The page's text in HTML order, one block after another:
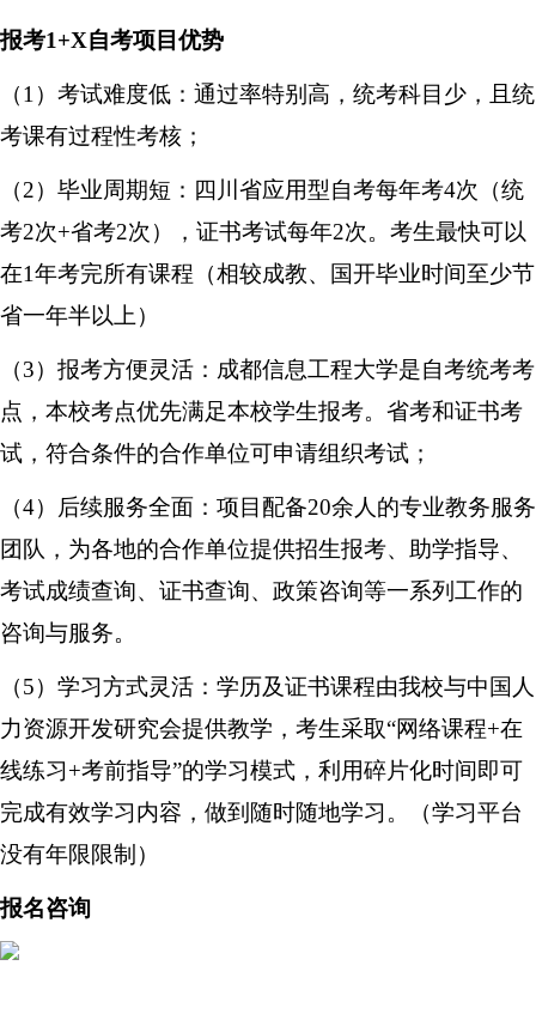
报考1+X自考项目优势
（1）考试难度低：通过率特别高，统考科目少，且统
考课有过程性考核；
（2）毕业周期短：四川省应用型自考每年考4次（统
考2次+省考2次），证书考试每年2次。考生最快可以
在1年考完所有课程（相较成教、国开毕业时间至少节
省一年半以上）
（3）报考方便灵活： 成都信息工程大学是自考统考考
点，本校考点优先满足本校学生报考。省考和证书考
试，符合条件的合作单位可申请组织考试；
（4）后续服务全面：项目配备20余人的专业教务服务
团队，为各地的合作单位提供招生报考、助学指导、
考试成绩查询、证书查询、政策咨询等一系列工作的
咨询与服务。
（5）学习方式灵活：学历及证书课程由我校与中国人
力资源开发研究会提供教学，考生采取“网络课程+在
线练习+考前指导”的学习模式，利用碎片化时间即可
完成有效学习内容，做到随时随地学习。（学习平台
没有年限限制）
报名咨询